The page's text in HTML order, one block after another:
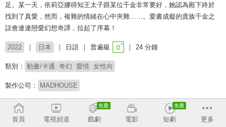
足。某一天，依莉亞娜得知王太子跟某位千金非常要好，她認為殿下終於
找到了真愛，然而，複雜的情緒在心中夾雜……。愛書成癡的貴族千金之
誤會連連戀愛幻想奇譚，拉起了序幕！
2022 日本 日語 普遍級 24 分鐘
類別： 動畫/卡通 奇幻 愛情 女性向
製作公司： MADHOUSE
導演： 岩崎太郎
配音： 上田麗奈 木村良平 內山昂輝 內田雄馬 羽多野涉
首頁 電視頻道 戲劇 電影 短劇 更多